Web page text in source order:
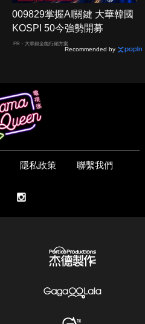
009829掌握AI關鍵 大華韓國
KOSPI 50今強勢開募
PR・大華銀全能行銷方案
Recommended by
隱私政策 聯繫我們